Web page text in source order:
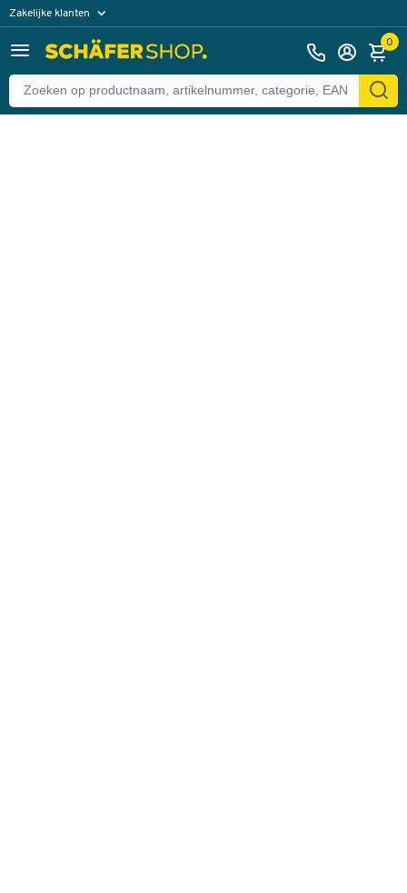
Zakelijke klanten
Particuliere klanten 0
Terug